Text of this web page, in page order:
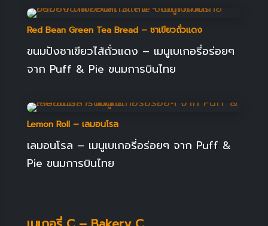
Red Bean Green Tea Bread – ชาเขียวถั่วแดง
ขนมปังชาเขียวไส้ถั่วแดง – เมนูเบเกอรี่อร่อยๆ
จาก Puff & Pie ขนมการบินไทย
Lemon Roll – เลมอนโรล
เลมอนโรล – เมนูเบเกอรี่อร่อยๆ จาก Puff &
Pie ขนมการบินไทย